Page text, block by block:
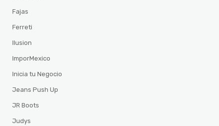
Fajas
Ferreti
Ilusion
ImporMexico
Inicia tu Negocio
Jeans Push Up
JR Boots
Judys